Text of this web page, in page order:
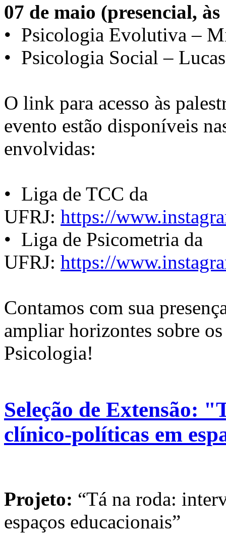
07 de maio (presencial,
•⁠ ⁠Psicologia Evolutiva –
•⁠ ⁠Psicologia Social –
O link para acesso às
evento estão disponíveis
envolvidas:
•⁠ Liga de TCC da
UFRJ: https://
•⁠ ⁠Liga de Psicometria da
UFRJ: https://
Contamos com sua
ampliar horizontes sobre
Psicologia!
Seleção de Extensão:
clínico-políticas em
Projeto: “Tá na roda:
espaços educacionais”